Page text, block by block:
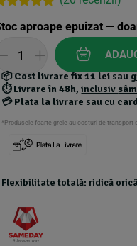
of 5
customer
ratings
aproape epuizat —
📦Cost livrare fix 11 leisau
⏱️Livrare în 48h,inclusiv
💳Plata la livrare sau cu
*Produsele foarte grele au costuri de
Flexibilitate totală: ridică